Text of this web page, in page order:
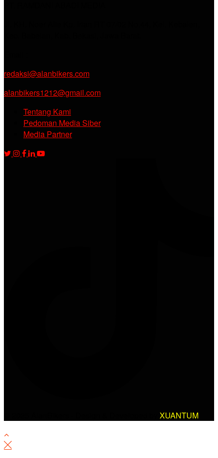
redaksi@alanbikers.com
alanbikers1212@gmail.com
Tentang Kami
Pedoman Media Siber
Media Partner
XUANTUM